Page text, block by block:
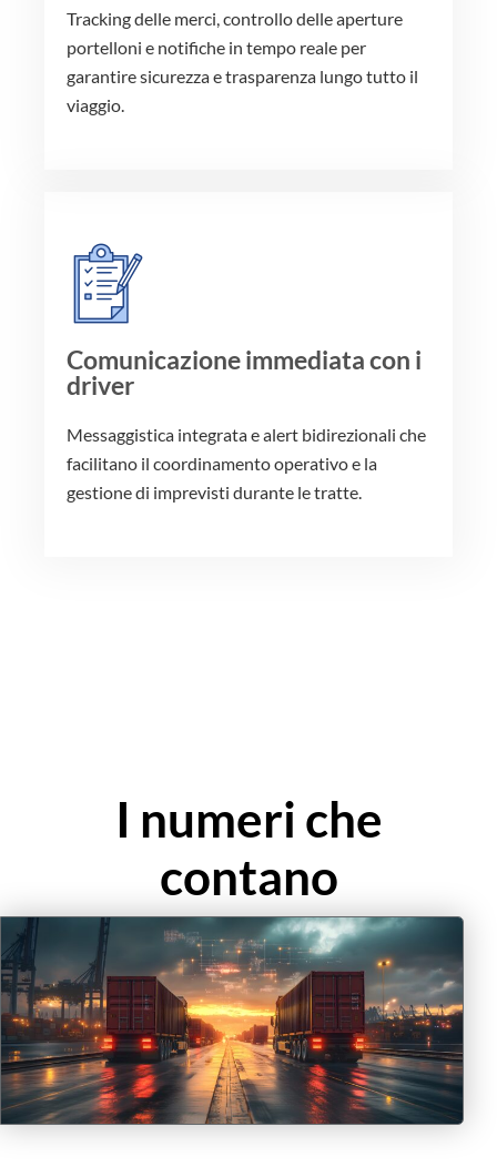
Tracking delle merci, controllo delle aperture
portelloni e notifiche in tempo reale per
garantire sicurezza e trasparenza lungo tutto il
viaggio.
Comunicazione immediata con i
driver
Messaggistica integrata e alert bidirezionali che
facilitano il coordinamento operativo e la
gestione di imprevisti durante le tratte.
I numeri che
contano